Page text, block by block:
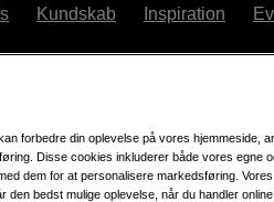
Kundskab Inspiration
forbedre din oplevelse på vores hjemmeside,
Disse cookies inkluderer både vores egne
dem for at personalisere markedsføring.
den bedst mulige oplevelse, når du handler